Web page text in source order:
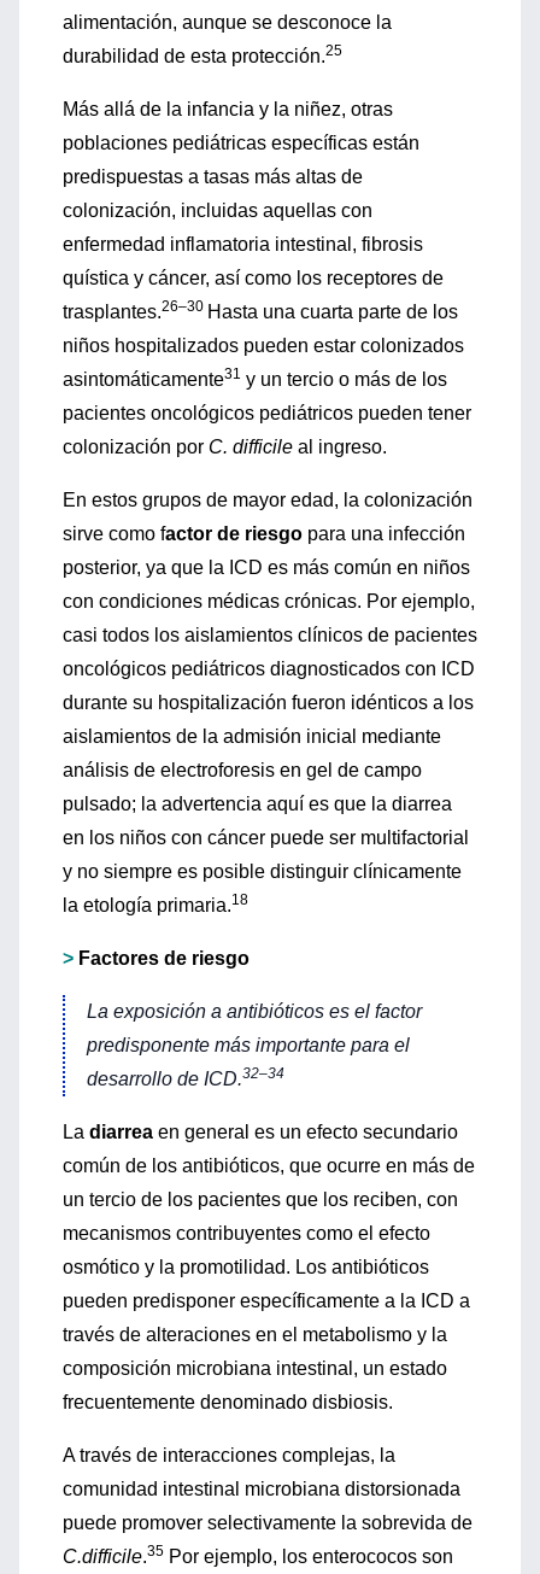
alimentación, aunque se desconoce la
durabilidad de esta protección.25
Más allá de la infancia y la niñez, otras
poblaciones pediátricas específicas están
predispuestas a tasas más altas de
colonización, incluidas aquellas con
enfermedad inflamatoria intestinal, fibrosis
quística y cáncer, así como los receptores de
trasplantes.26–30 Hasta una cuarta parte de los
niños hospitalizados pueden estar colonizados
asintomáticamente31 y un tercio o más de los
pacientes oncológicos pediátricos pueden tener
colonización por C. difficile al ingreso.
En estos grupos de mayor edad, la colonización
sirve como factor de riesgo para una infección
posterior, ya que la ICD es más común en niños
con condiciones médicas crónicas. Por ejemplo,
casi todos los aislamientos clínicos de pacientes
oncológicos pediátricos diagnosticados con ICD
durante su hospitalización fueron idénticos a los
aislamientos de la admisión inicial mediante
análisis de electroforesis en gel de campo
pulsado; la advertencia aquí es que la diarrea
en los niños con cáncer puede ser multifactorial
y no siempre es posible distinguir clínicamente
la etología primaria.18
> Factores de riesgo
La exposición a antibióticos es el factor
predisponente más importante para el
desarrollo de ICD.32–34
La diarrea en general es un efecto secundario
común de los antibióticos, que ocurre en más de
un tercio de los pacientes que los reciben, con
mecanismos contribuyentes como el efecto
osmótico y la promotilidad. Los antibióticos
pueden predisponer específicamente a la ICD a
través de alteraciones en el metabolismo y la
composición microbiana intestinal, un estado
frecuentemente denominado disbiosis.
A través de interacciones complejas, la
comunidad intestinal microbiana distorsionada
puede promover selectivamente la sobrevida de
C.difficile.35 Por ejemplo, los enterococos son